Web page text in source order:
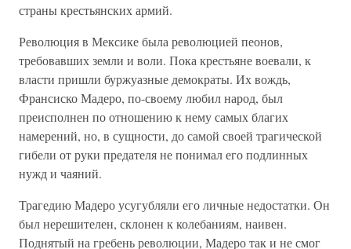
страны крестьянских армий.
Революция в Мексике была революцией пеонов,
требовавших земли и воли. Пока крестьяне воевали, к
власти пришли буржуазные демократы. Их вождь,
Франсиско Мадеро, по-своему любил народ, был
преисполнен по отношению к нему самых благих
намерений, но, в сущности, до самой своей трагической
гибели от руки предателя не понимал его подлинных
нужд и чаяний.
Трагедию Мадеро усугубляли его личные недостатки. Он
был нерешителен, склонен к колебаниям, наивен.
Поднятый на гребень революции, Мадеро так и не смог